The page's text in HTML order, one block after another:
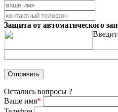
Защита от автоматического
Остались вопросы ?
Ваше имя*